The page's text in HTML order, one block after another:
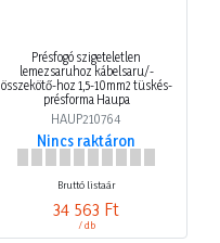
Présfogó szigeteletlen
lemezsaruhoz kábelsaru/-
összekötő-hoz 1,5-10mm2 tüskés-
présforma Haupa
HAUP210764
Nincs raktáron
Bruttó listaár
34 563 Ft
/ db